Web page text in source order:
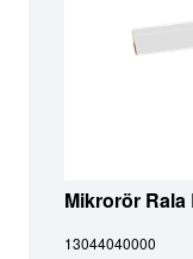
Mikrorör Rala
13044040000